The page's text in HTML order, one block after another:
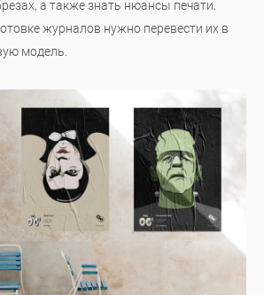
а также знать нюансы печати.
журналов нужно перевести их в
модель.